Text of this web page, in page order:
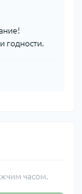
годности.
часом.